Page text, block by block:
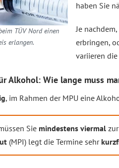
TÜV Nord einen
erlangen.
haben Sie
Je
erbringen,
variieren
Alkohol: Wie lange muss
, im Rahmen der MPU eine
Sie mindestens viermal
(MPI) legt die Termine sehr